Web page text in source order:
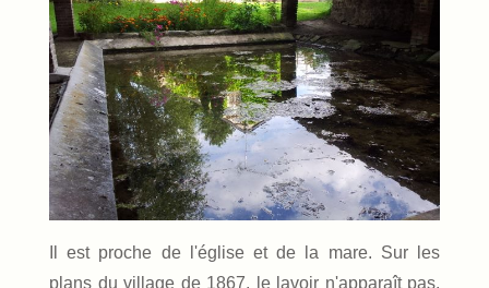
Il est proche de l'église et de la mare. Sur les
plans du village de 1867, le lavoir n'apparaît pas.